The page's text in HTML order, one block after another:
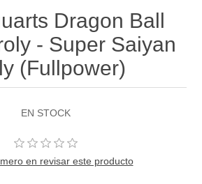
Dragon Ball
- Super Saiyan
(Fullpower)
EN STOCK
en revisar este producto